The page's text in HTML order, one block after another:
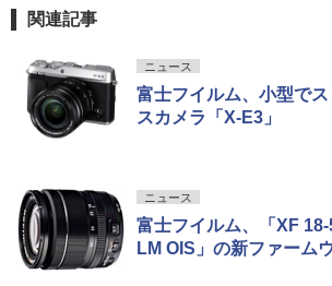
関連記事
ニュース
富士フイルム、小型で
スカメラ「X-E3」
ニュース
富士フイルム、「XF
LM OIS」の新ファーム